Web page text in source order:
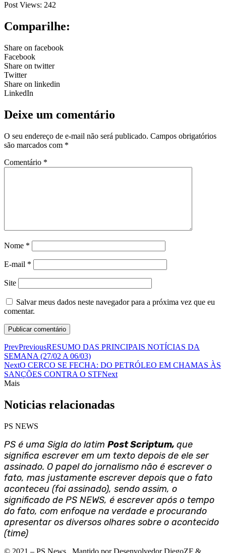
Post Views: 242
Comparilhe:
Share on facebook
Facebook
Share on twitter
Twitter
Share on linkedin
LinkedIn
Deixe um comentário
O seu endereço de e-mail não será publicado. Campos obrigatórios
são marcados com *
Comentário *
Nome *
E-mail *
Site
Salvar meus dados neste navegador para a próxima vez que eu
comentar.
PrevPreviousRESUMO DAS PRINCIPAIS NOTÍCIAS DA
SEMANA (27/02 A 06/03)
NextO CERCO SE FECHA: DO PETRÓLEO EM CHAMAS ÀS
SANÇÕES CONTRA O STFNext
Mais
Noticias relacionadas
PS NEWS
PS é uma Sigla do latim Post Scriptum, que
significa escrever em um texto depois de ele ser
assinado. O papel do jornalismo não é escrever o
fato, mas justamente escrever depois que o fato
aconteceu (foi assinado), sendo assim, o
significado de PS NEWS, é escrever após o tempo
do fato, com enfoque na verdade e procurando
apresentar os diversos olhares sobre o acontecido
(time)
© 2021 – PS News. Mantido por Desenvolvedor DiegoZF &